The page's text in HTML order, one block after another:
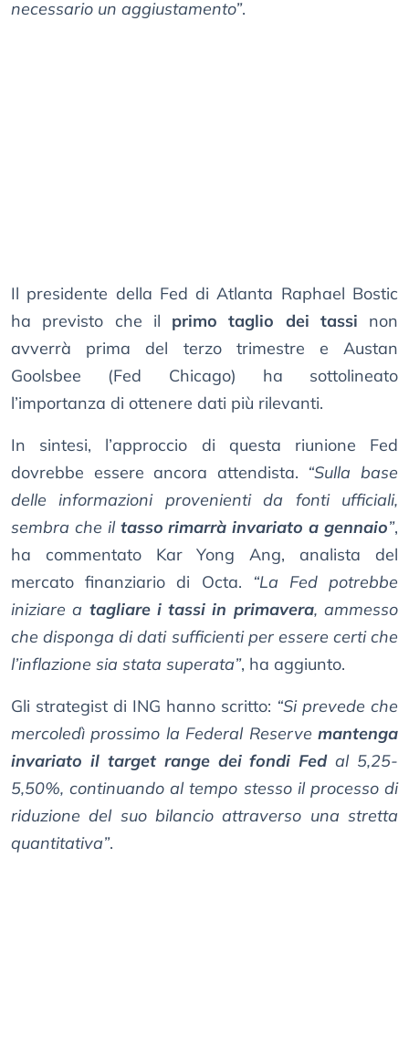
necessario un aggiustamento”.
Il presidente della Fed di Atlanta Raphael Bostic
ha previsto che il primo taglio dei tassi non
avverrà prima del terzo trimestre e Austan
Goolsbee (Fed Chicago) ha sottolineato
l’importanza di ottenere dati più rilevanti.
In sintesi, l’approccio di questa riunione Fed
dovrebbe essere ancora attendista. “Sulla base
delle informazioni provenienti da fonti ufficiali,
sembra che il tasso rimarrà invariato a gennaio”,
ha commentato Kar Yong Ang, analista del
mercato finanziario di Octa.
“La Fed potrebbe
iniziare a tagliare i tassi in primavera, ammesso
che disponga di dati sufficienti per essere certi che
l’inflazione sia stata superata”, ha aggiunto.
Gli strategist di ING hanno scritto: “Si prevede che
mercoledì prossimo la Federal Reserve mantenga
invariato il target range dei fondi Fedal 5,25-
5,50%, continuando al tempo stesso il processo di
riduzione del suo bilancio attraverso una stretta
quantitativa”.